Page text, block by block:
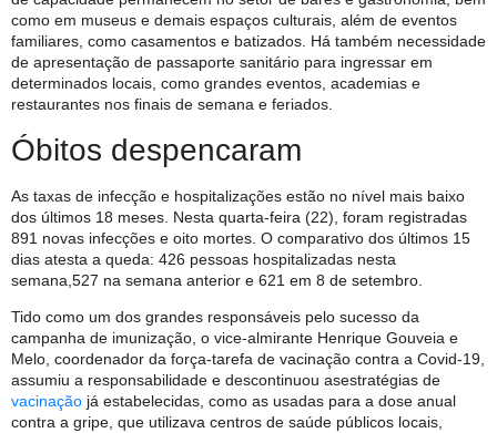
como em museus e demais espaços culturais, além de eventos
familiares, como casamentos e batizados. Há também necessidade
de apresentação de passaporte sanitário para ingressar em
determinados locais, como grandes eventos, academias e
restaurantes nos finais de semana e feriados.
Óbitos despencaram
As taxas de infecção e hospitalizações estão no nível mais baixo
dos últimos 18 meses. Nesta quarta-feira (22), foram registradas
891 novas infecções e oito mortes. O comparativo dos últimos 15
dias atesta a queda: 426 pessoas hospitalizadas nesta
semana, 527 na semana anterior e 621 em 8 de setembro.
Tido como um dos grandes responsáveis pelo sucesso da
campanha de imunização, o vice-almirante Henrique Gouveia e
Melo, coordenador da força-tarefa de vacinação contra a Covid-19,
assumiu a responsabilidade e descontinuou asestratégias de
vacinação já estabelecidas, como as usadas para a dose anual
contra a gripe, que utilizava centros de saúde públicos locais,